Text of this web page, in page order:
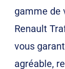
gamme de
Renault
vous
agréable,